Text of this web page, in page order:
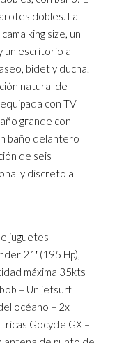
dobles. La
king size, un
un escritorio a
bidet y ducha.
natural de
con TV
grande con
baño delantero
de seis
y discreto a
juguetes
21′ (195 Hp),
máxima 35kts
– Un jetsurf
océano – 2x
Gocycle GX –